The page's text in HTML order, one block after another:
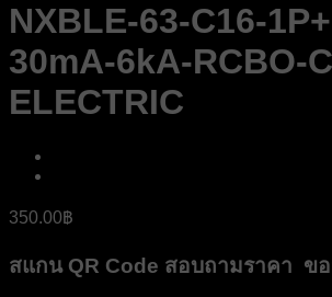
NXBLE-63-C16-
30mA-6kA-RCBO-
ELECTRIC
350.00฿
สแกน QR Code สอบถามราคา ข